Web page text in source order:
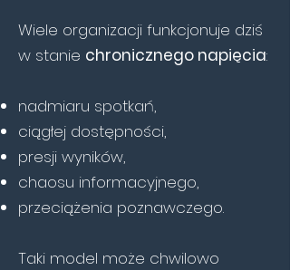
Wiele organizacji funkcjonuje dziś
w stanie chronicznego napięcia:
nadmiaru spotkań,
ciągłej dostępności,
presji wyników,
chaosu informacyjnego,
przeciążenia poznawczego.
Taki model może chwilowo